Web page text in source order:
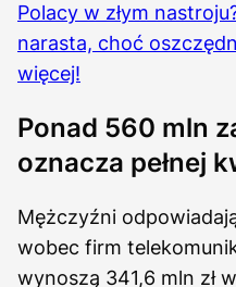
Polacy w złym
narasta, choć
więcej!
Ponad 560 mln
oznacza pełnej
Mężczyźni
wobec firm
wynoszą 341,6 mln zł